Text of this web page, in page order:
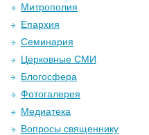
Митрополия
Епархия
Семинария
Церковные СМИ
Блогосфера
Фотогалерея
Медиатека
Вопросы священнику